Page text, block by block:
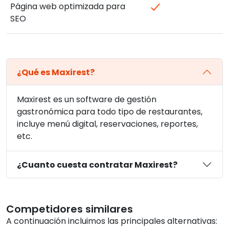
Página web optimizada para
SEO
¿Qué es Maxirest?
Maxirest es un software de gestión
gastronómica para todo tipo de restaurantes,
incluye menú digital, reservaciones, reportes,
etc.
¿Cuanto cuesta contratar Maxirest?
Competidores similares
A continuación incluimos las principales alternativas: